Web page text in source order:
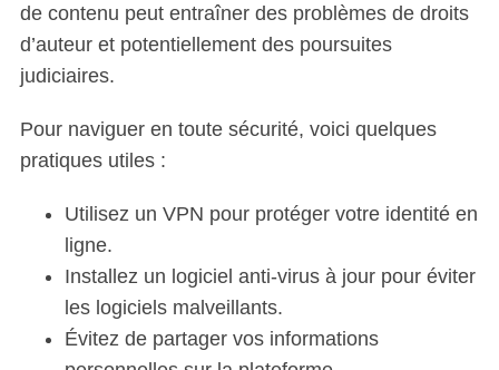
de contenu peut entraîner des problèmes de droits
d’auteur et potentiellement des poursuites
judiciaires.
Pour naviguer en toute sécurité, voici quelques
pratiques utiles :
Utilisez un VPN pour protéger votre identité en
ligne.
Installez un logiciel anti-virus à jour pour éviter
les logiciels malveillants.
Évitez de partager vos informations